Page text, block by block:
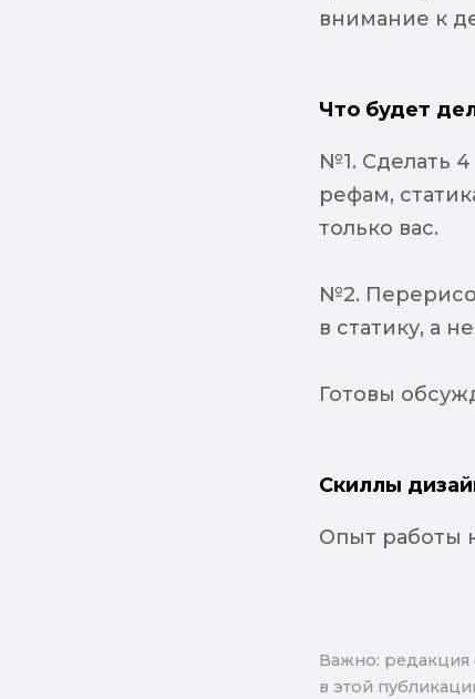
внимание к
Что будет
№1. Сделать
рефам,
только вас.
№2.
в статику, а
Готовы
Скиллы
Опыт работы
Важно: pедакция
в этой